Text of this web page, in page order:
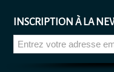
INSCRIPTION À LA